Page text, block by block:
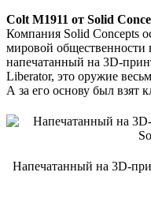
Colt M1911 от Solid
Компания Solid Concepts
мировой общественности
напечатанный на 3D-
Liberator, это оружие
А за его основу был взят
Напечатанный на 3D-